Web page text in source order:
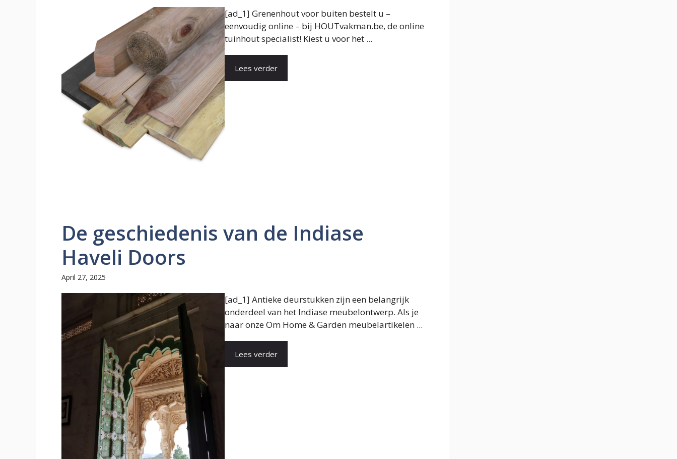
[ad_1] Grenenhout voor buiten bestelt u –
eenvoudig online – bij HOUTvakman.be, de online
tuinhout specialist! Kiest u voor het ...
Lees verder
De geschiedenis van de Indiase
Haveli Doors
April 27, 2025
[ad_1] Antieke deurstukken zijn een belangrijk
onderdeel van het Indiase meubelontwerp. Als je
naar onze Om Home & Garden meubelartikelen ...
Lees verder